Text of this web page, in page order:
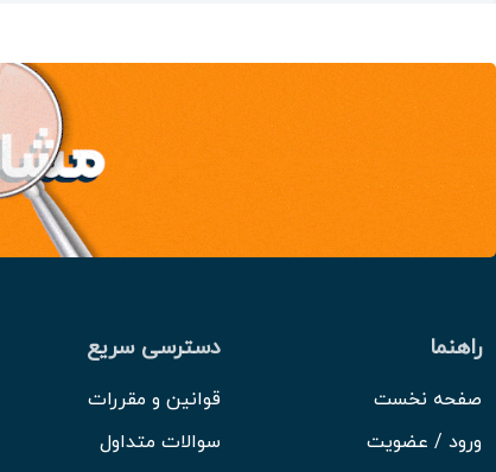
راهنما
صفحه نخست
ورود / عضویت
دسترسی سریع
قوانین و مقررات
سوالات متداول